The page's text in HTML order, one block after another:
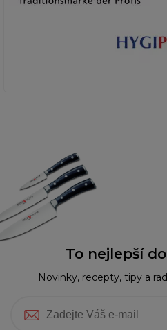
To nejlepší
Novinky, recepty, tipy a